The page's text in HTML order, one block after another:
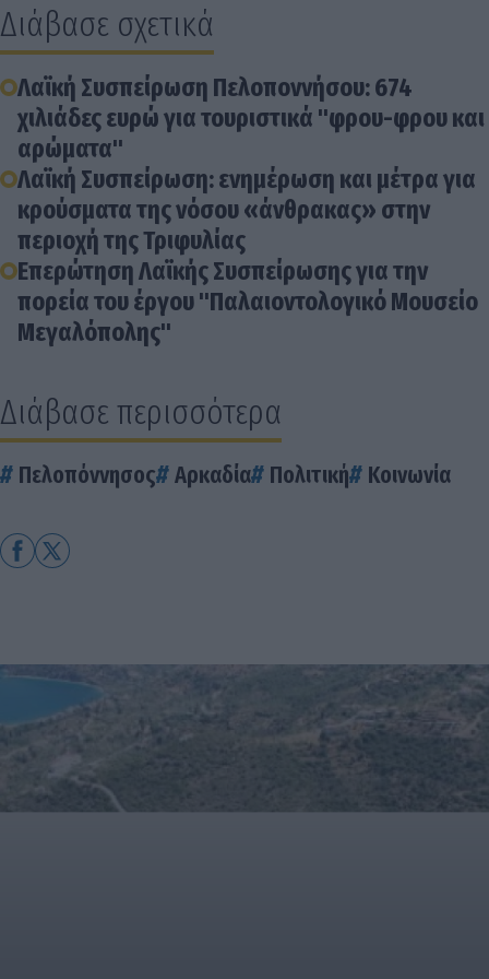
Διάβασε σχετικά
Λαϊκή Συσπείρωση Πελοποννήσου: 674
χιλιάδες ευρώ για τουριστικά "φρου-φρου και
αρώματα"
Λαϊκή Συσπείρωση: ενημέρωση και μέτρα για
κρούσματα της νόσου «άνθρακας» στην
περιοχή της Τριφυλίας
Επερώτηση Λαϊκής Συσπείρωσης για την
πορεία του έργου "Παλαιοντολογικό Μουσείο
Μεγαλόπολης"
Διάβασε περισσότερα
Πελοπόννησος Αρκαδία Πολιτική Κοινωνία